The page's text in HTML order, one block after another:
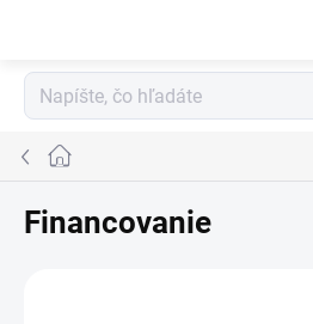
Domov
Financovanie